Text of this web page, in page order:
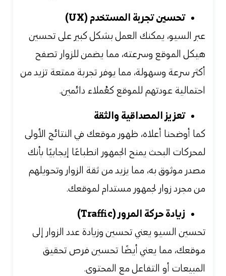
تحسين تجربة المستخدم (UX)
عبر السيو، يمكنك العمل بشكل كبير على تحسين
هيكل الموقع وسرعته، مما يضمن للزوار تصفح
أكثر سرعة وسهولة، مما يوفر تجربة ممتعة تزيد من
احتمالية عودتهم للموقع كعُملاء دائمين.
تعزيز المصداقية والثقة
كما أوضحنا أعلاه، ظهور موقعك في النتائج الأولى
لمحركات البحث يمنح الجمهور انطباعًا إيجابيًا بأنك
مصدر موثوق به، مما يزيد من ثقة الزوار وتحويلهم
من مجرد زوار لجمهور مستدام لموقعك.
زيادة حركة المرور (Traffic)
تحسين السيو يعني تحسين وزيادة عدد الزوار إلى
موقعك، مما يعني أيضًا تحسين فرص تحقيق
المبيعات أو التفاعل مع المحتوى.